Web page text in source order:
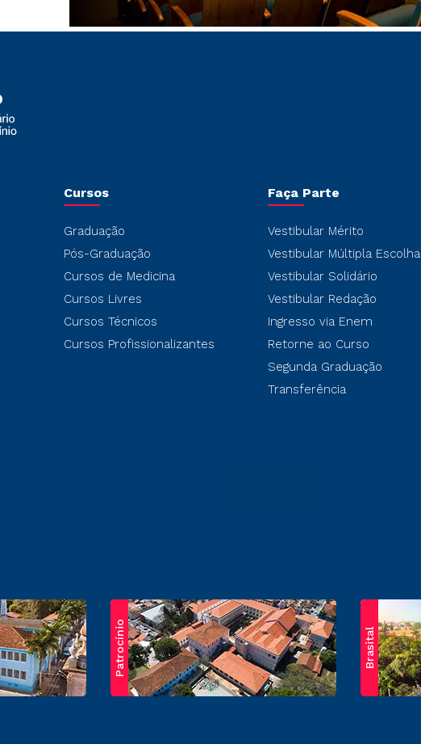
Cursos
Graduação
Pós-Graduação
Cursos de Medicina
Cursos Livres
Cursos Técnicos
Cursos Profissionalizantes
Faça Parte
Vestibular Mérito
Vestibular Múltipla Escolha
Vestibular Solidário
Vestibular Redação
Ingresso via Enem
Retorne ao Curso
Segunda Graduação
Transferência
Patrocínio Brasital